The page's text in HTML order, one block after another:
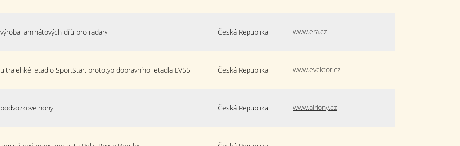
výroba laminátových dílů pro radary Česká Republika www.era.cz
ultralehké letadlo SportStar, prototyp dopravního letadla EV55 Česká Republika www.evektor.cz
podvozkové nohy Česká Republika www.airlony.cz